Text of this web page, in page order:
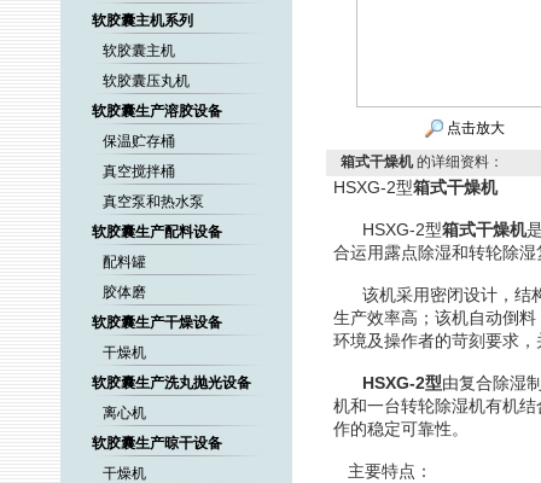
软胶囊主机系列
软胶囊主机
软胶囊压丸机
软胶囊生产溶胶设备
保温贮存桶
真空搅拌桶
真空泵和热水泵
软胶囊生产配料设备
配料罐
胶体磨
软胶囊生产干燥设备
干燥机
软胶囊生产洗丸抛光设备
离心机
软胶囊生产晾干设备
干燥机
点击放大
箱式干燥机的详细资料：
HSXG-2型箱式干燥机
HSXG-2型箱式干燥机
合运用露点除湿和转轮除
该机采用密闭设计，结
生产效率高；该机自动倒
环境及操作者的苛刻要求
HSXG-2型由复合除湿
机和一台转轮除湿机有机
作的稳定可靠性。
主要特点：